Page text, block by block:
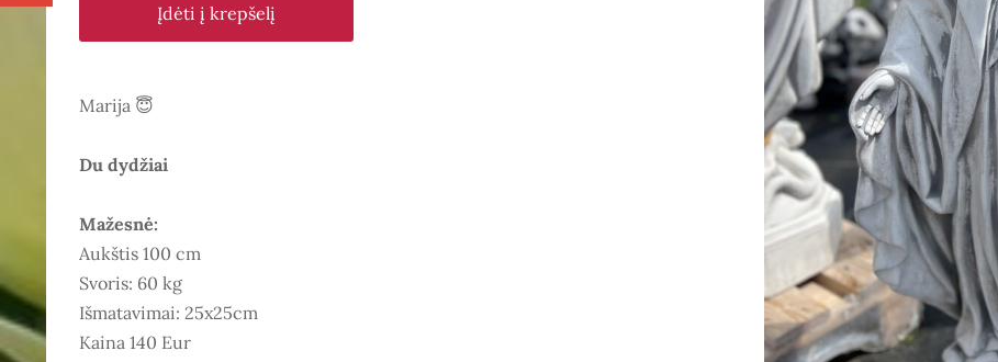
Įdėti į krepšelį
Marija 😇
Du dydžiai
Mažesnė:
Aukštis 100 cm
Svoris: 60 kg
Išmatavimai: 25x25cm
Kaina 140 Eur